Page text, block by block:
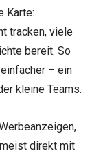
Karte:
tracken, viele
bereit. So
– ein
kleine Teams.
meist direkt mit